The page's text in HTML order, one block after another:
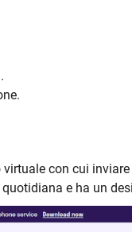
con cui
e ha un